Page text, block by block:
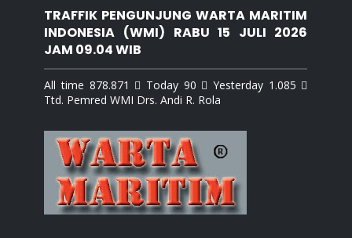
TRAFFIK PENGUNJUNG WARTA MARITIM
INDONESIA (WMI) RABU 15 JULI 2026
JAM 09.04 WIB
All time 878.871  Today 90  Yesterday 1.085 
Ttd. Pemred WMI Drs. Andi R. Rola